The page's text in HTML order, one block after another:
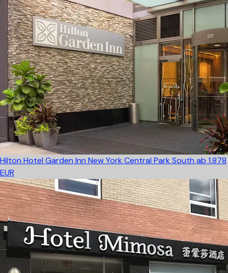
Hilton Hotel Garden Inn New York Central Park South ab 1.878
EUR